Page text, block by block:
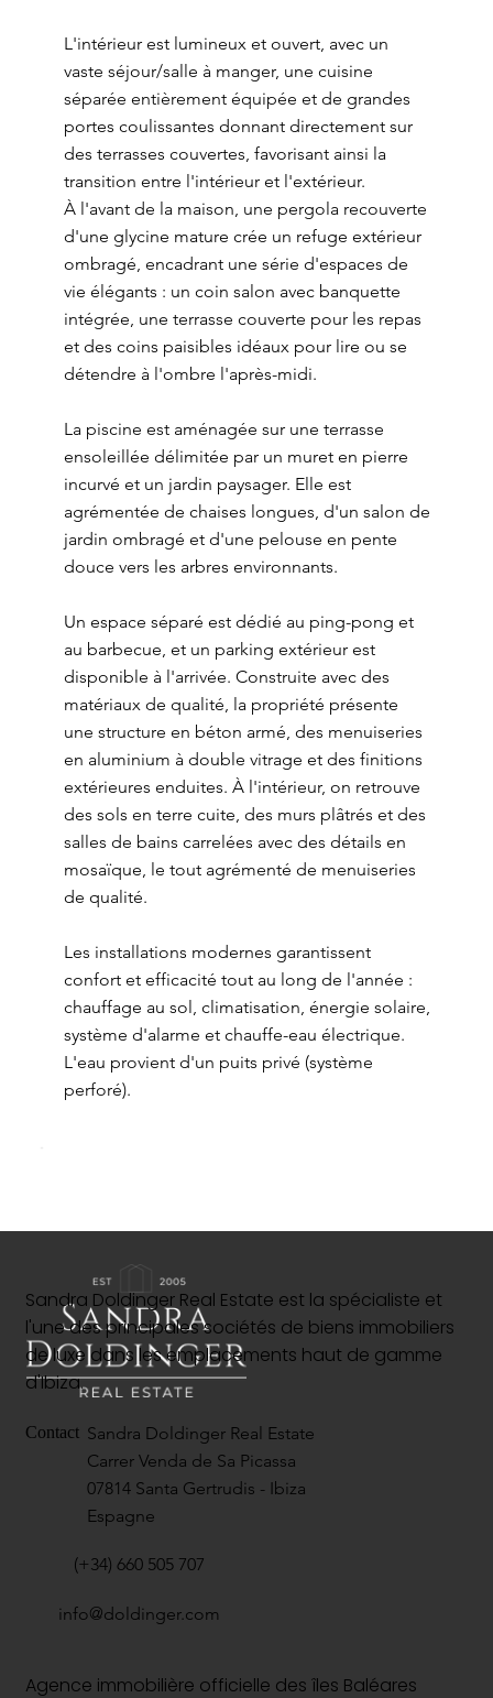
L'intérieur est lumineux et ouvert, avec un
vaste séjour/salle à manger, une cuisine
séparée entièrement équipée et de grandes
portes coulissantes donnant directement sur
des terrasses couvertes, favorisant ainsi la
transition entre l'intérieur et l'extérieur.
À l'avant de la maison, une pergola recouverte
d'une glycine mature crée un refuge extérieur
ombragé, encadrant une série d'espaces de
vie élégants : un coin salon avec banquette
intégrée, une terrasse couverte pour les repas
et des coins paisibles idéaux pour lire ou se
détendre à l'ombre l'après-midi.
La piscine est aménagée sur une terrasse
ensoleillée délimitée par un muret en pierre
incurvé et un jardin paysager. Elle est
agrémentée de chaises longues, d'un salon de
jardin ombragé et d'une pelouse en pente
douce vers les arbres environnants.
Un espace séparé est dédié au ping-pong et
au barbecue, et un parking extérieur est
disponible à l'arrivée. Construite avec des
matériaux de qualité, la propriété présente
une structure en béton armé, des menuiseries
en aluminium à double vitrage et des finitions
extérieures enduites. À l'intérieur, on retrouve
des sols en terre cuite, des murs plâtrés et des
salles de bains carrelées avec des détails en
mosaïque, le tout agrémenté de menuiseries
de qualité.
Les installations modernes garantissent
confort et efficacité tout au long de l'année :
chauffage au sol, climatisation, énergie solaire,
système d'alarme et chauffe-eau électrique.
L'eau provient d'un puits privé (système
perforé).
Sandra Doldinger Real Estate est la spécialiste et
l'une des principales sociétés de biens immobiliers
de luxe dans les emplacements haut de gamme
d'Ibiza.
Agence immobilière officielle des îles Baléares
Contact Sandra Doldinger Real Estate
Carrer Venda de Sa Picassa
07814 Santa Gertrudis - Ibiza
Espagne
(+34) 660 505 707
info@doldinger.com